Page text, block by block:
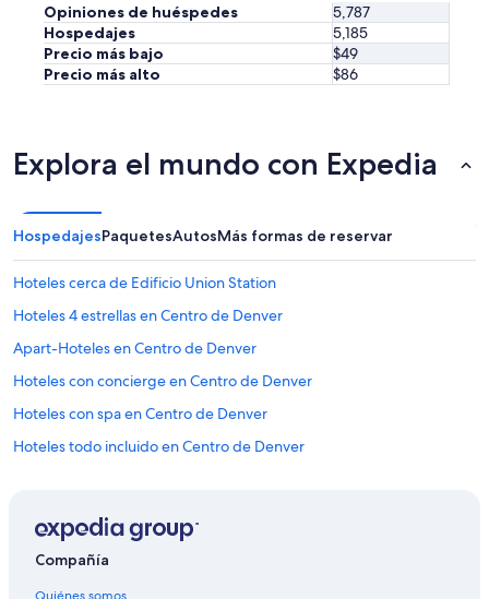
Opiniones de huéspedes
5,787
Hospedajes
5,185
Precio más bajo
$49
Precio más alto
$86
Explora el mundo con Expedia
HospedajesPaquetesAutosMás formas de reservar
Hoteles cerca de Edificio Union Station
Hoteles 4 estrellas en Centro de Denver
Apart-Hoteles en Centro de Denver
Hoteles con concierge en Centro de Denver
Hoteles con spa en Centro de Denver
Hoteles todo incluido en Centro de Denver
Hoteles ecológicos en Centro de Denver
Compañía